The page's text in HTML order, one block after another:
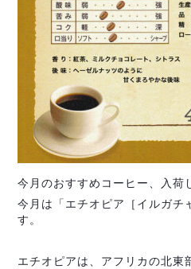
今月のおすすめコーヒー、入荷
今月は「エチオピア［イルガチ
す。
エチオピアは、アフリカの北東